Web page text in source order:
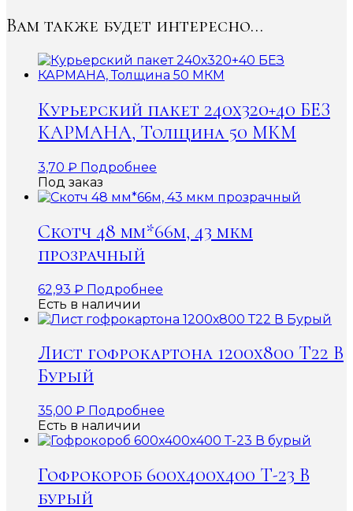
Вам также будет интересно…
Курьерский пакет 240х320+40 БЕЗ
КАРМАНА, Толщина 50 МКМ
3,70 ₽ Подробнее
Под заказ
Скотч 48 мм*66м, 43 мкм
прозрачный
62,93 ₽ Подробнее
Есть в наличии
Лист гофрокартона 1200х800 Т22 В
Бурый
35,00 ₽ Подробнее
Есть в наличии
Гофрокороб 600x400x400 Т-23 В
бурый